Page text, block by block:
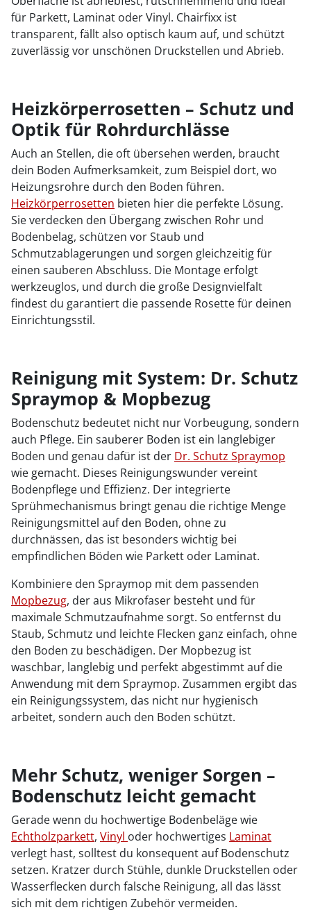
für Parkett, Laminat oder Vinyl. Chairfixx ist
transparent, fällt also optisch kaum auf, und schützt
zuverlässig vor unschönen Druckstellen und Abrieb.
Heizkörperrosetten – Schutz und
Optik für Rohrdurchlässe
Auch an Stellen, die oft übersehen werden, braucht
dein Boden Aufmerksamkeit, zum Beispiel dort, wo
Heizungsrohre durch den Boden führen.
Heizkörperrosetten bieten hier die perfekte Lösung.
Sie verdecken den Übergang zwischen Rohr und
Bodenbelag, schützen vor Staub und
Schmutzablagerungen und sorgen gleichzeitig für
einen sauberen Abschluss. Die Montage erfolgt
werkzeuglos, und durch die große Designvielfalt
findest du garantiert die passende Rosette für deinen
Einrichtungsstil.
Reinigung mit System: Dr. Schutz
Spraymop & Mopbezug
Bodenschutz bedeutet nicht nur Vorbeugung, sondern
auch Pflege. Ein sauberer Boden ist ein langlebiger
Boden und genau dafür ist der Dr. Schutz Spraymop
wie gemacht. Dieses Reinigungswunder vereint
Bodenpflege und Effizienz. Der integrierte
Sprühmechanismus bringt genau die richtige Menge
Reinigungsmittel auf den Boden, ohne zu
durchnässen, das ist besonders wichtig bei
empfindlichen Böden wie Parkett oder Laminat.
Kombiniere den Spraymop mit dem passenden
Mopbezug, der aus Mikrofaser besteht und für
maximale Schmutzaufnahme sorgt. So entfernst du
Staub, Schmutz und leichte Flecken ganz einfach, ohne
den Boden zu beschädigen. Der Mopbezug ist
waschbar, langlebig und perfekt abgestimmt auf die
Anwendung mit dem Spraymop. Zusammen ergibt das
ein Reinigungssystem, das nicht nur hygienisch
arbeitet, sondern auch den Boden schützt.
Mehr Schutz, weniger Sorgen –
Bodenschutz leicht gemacht
Gerade wenn du hochwertige Bodenbeläge wie
Echtholzparkett, Vinyl oder hochwertiges Laminat
verlegt hast, solltest du konsequent auf Bodenschutz
setzen. Kratzer durch Stühle, dunkle Druckstellen oder
Wasserflecken durch falsche Reinigung, all das lässt
sich mit dem richtigen Zubehör vermeiden.